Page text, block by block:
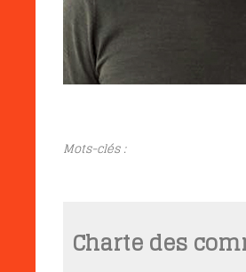
Mots-clés :
Charte des